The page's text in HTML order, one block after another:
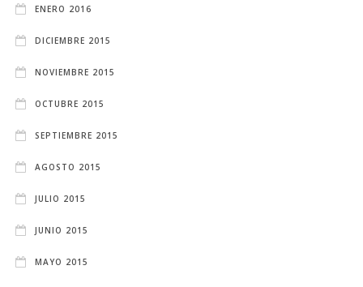
ENERO 2016
DICIEMBRE 2015
NOVIEMBRE 2015
OCTUBRE 2015
SEPTIEMBRE 2015
AGOSTO 2015
JULIO 2015
JUNIO 2015
MAYO 2015